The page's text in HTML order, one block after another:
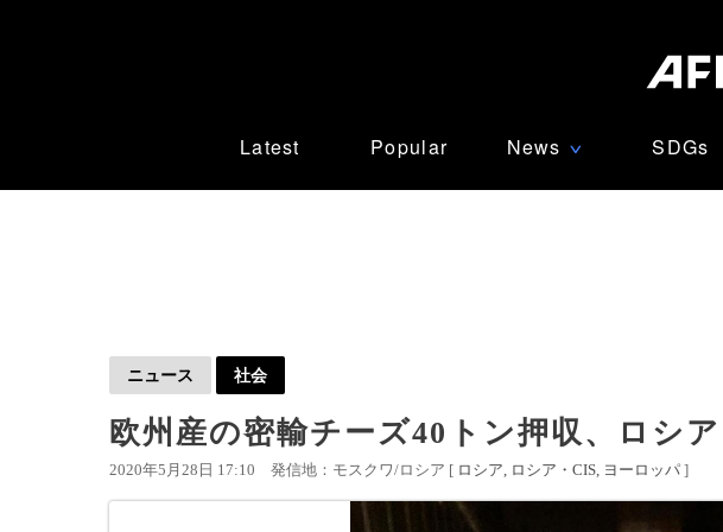
Latest Popular News ∨ SDGs
ニュース 社会
欧州産の密輸チーズ40トン押収、ロシア
2020年5月28日 17:10 発信地：モスクワ/ロシア [ ロシア ロシア・CIS ヨーロッパ ]